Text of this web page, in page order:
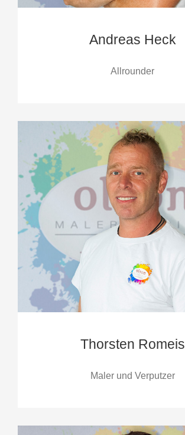
Andreas Heck
Allrounder
Thorsten Romeis
Maler und Verputzer